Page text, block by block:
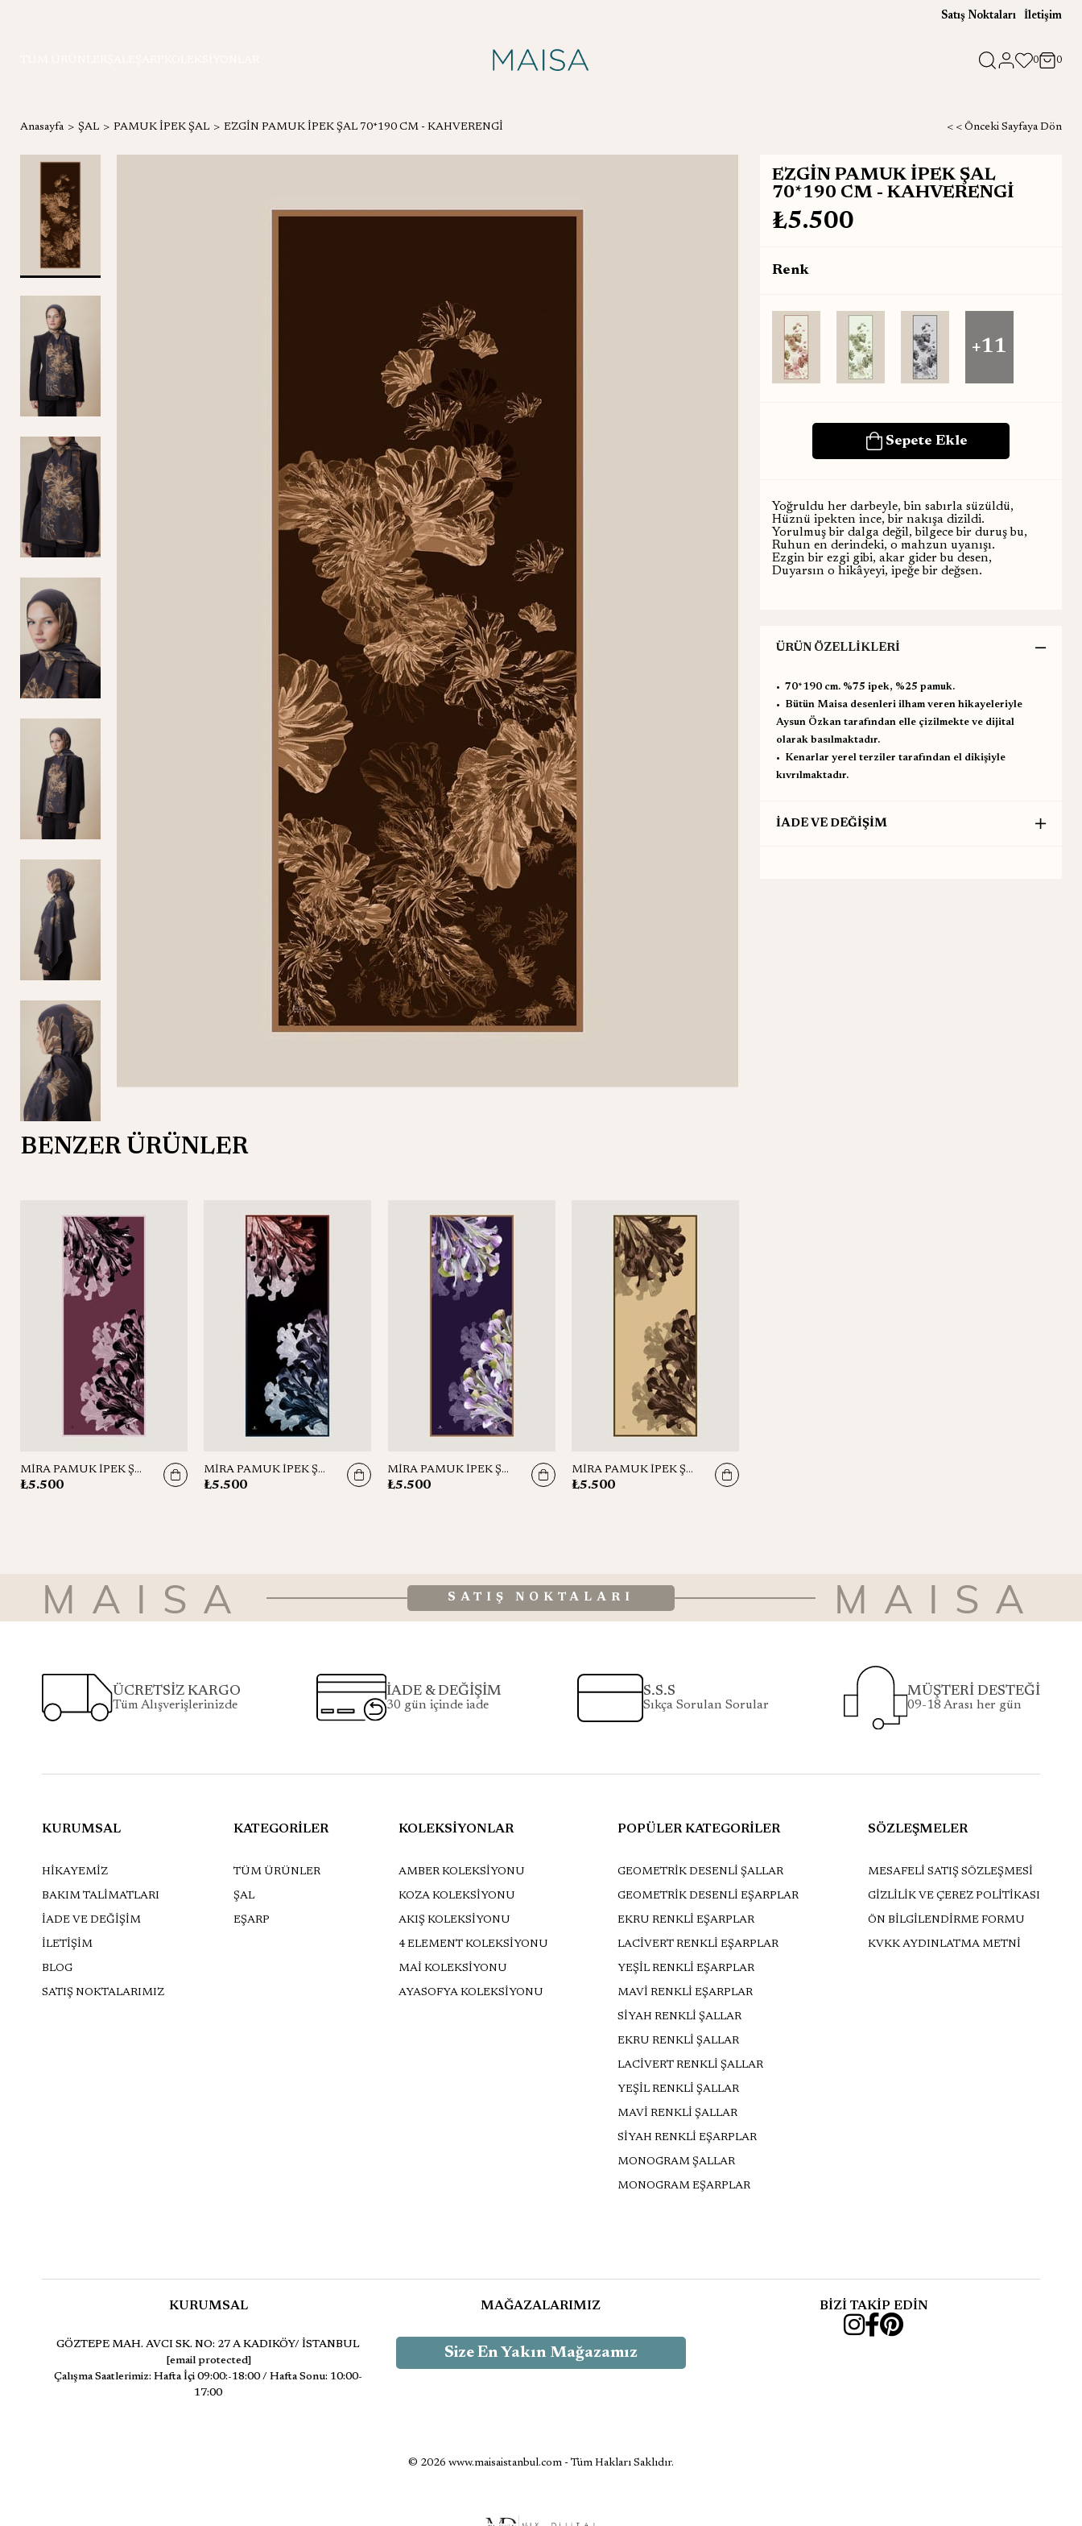
Satış Noktaları İletişim
0 0
Anasayfa ŞAL PAMUK İPEK ŞAL EZGİN PAMUK İPEK ŞAL 70*190 CM - KAHVERENGİ < < Önceki Sayfaya Dön
BENZER ÜRÜNLER
MİRA PAMUK İPEK ŞAL 70*190 CM - GÜL KURUSU
₺5.500
MİRA PAMUK İPEK ŞAL 70*190 CM - LACİVERT
₺5.500
MİRA PAMUK İPEK ŞAL 70*190 CM - MOR
₺5.500
MİRA PAMUK İPEK ŞAL 70*190 CM - CAMEL
₺5.500
EZGİN PAMUK İPEK ŞAL
70*190 CM - KAHVERENGİ
₺5.500
Renk
+11
Yoğruldu her darbeyle, bin sabırla süzüldü,
Hüznü ipekten ince, bir nakışa dizildi.
Yorulmuş bir dalga değil, bilgece bir duruş bu,
Ruhun en derindeki, o mahzun uyanışı.
Ezgin bir ezgi gibi, akar gider bu desen,
Duyarsın o hikâyeyi, ipeğe bir değsen.
ÜRÜN ÖZELLIKLERI
•⁠ ⁠70*190 cm. %75 ipek, %25 pamuk.
•⁠ ⁠Bütün Maisa desenleri ilham veren hikayeleriyle
Aysun Özkan tarafından elle çizilmekte ve dijital
olarak basılmaktadır.
•⁠ ⁠Kenarlar yerel terziler tarafından el dikişiyle
kıvrılmaktadır.
İADE VE DEĞİŞİM
MAISA SATIŞ NOKTALARI MAISA
ÜCRETSİZ KARGO
Tüm Alışverişlerinizde
İADE & DEĞİŞİM
30 gün içinde iade
S.S.S
Sıkça Sorulan Sorular
MÜŞTERİ DESTEĞİ
09-18 Arası her gün
KURUMSAL
HİKAYEMİZ
BAKIM TALİMATLARI
İADE VE DEĞİŞİM
İLETİŞİM
BLOG
SATIŞ NOKTALARIMIZ
KATEGORİLER
TÜM ÜRÜNLER
ŞAL
EŞARP
KOLEKSİYONLAR
AMBER KOLEKSİYONU
KOZA KOLEKSİYONU
AKIŞ KOLEKSİYONU
4 ELEMENT KOLEKSİYONU
MAİ KOLEKSİYONU
AYASOFYA KOLEKSİYONU
POPÜLER KATEGORİLER
GEOMETRİK DESENLİ ŞALLAR
GEOMETRİK DESENLİ EŞARPLAR
EKRU RENKLİ EŞARPLAR
LACİVERT RENKLİ EŞARPLAR
YEŞİL RENKLİ EŞARPLAR
MAVİ RENKLİ EŞARPLAR
SİYAH RENKLİ ŞALLAR
EKRU RENKLİ ŞALLAR
LACİVERT RENKLİ ŞALLAR
YEŞİL RENKLİ ŞALLAR
MAVİ RENKLİ ŞALLAR
SİYAH RENKLİ EŞARPLAR
MONOGRAM ŞALLAR
MONOGRAM EŞARPLAR
SÖZLEŞMELER
MESAFELİ SATIŞ SÖZLEŞMESİ
GİZLİLİK VE ÇEREZ POLİTİKASI
ÖN BİLGİLENDİRME FORMU
KVKK AYDINLATMA METNİ
KURUMSAL
GÖZTEPE MAH. AVCI SK. NO: 27 A KADIKÖY/ İSTANBUL
[email protected]
Çalışma Saatlerimiz: Hafta İçi 09:00:-18:00 / Hafta Sonu: 10:00-
17:00
MAĞAZALARIMIZ
Size En Yakın Mağazamız
BİZİ TAKİP EDİN
© 2026 www.maisaistanbul.com - Tüm Hakları Saklıdır.